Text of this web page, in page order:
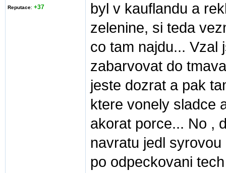
Reputace: +37
byl v kauflandu a
zelenine, si teda
co tam najdu... Vzal
zabarvovat do
jeste dozrat a pak
ktere vonely sladce
akorat porce... No ,
navratu jedl
po odpeckovani